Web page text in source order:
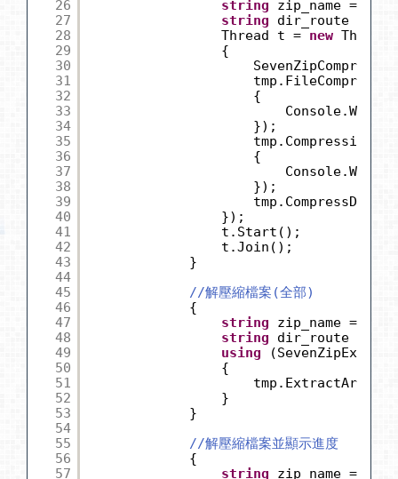
26
27
28
29
30
31
32
33
34
35
36
37
38
39
40
41
42
43
44
45
46
47
48
49
50
51
52
53
54
55
56
57
string
zip_name =
string
dir_route =
Thread t = new
{
{
});
{
});
});
t.Start();
t.Join();
}
//解壓縮檔案(全部)
{
string
zip_name =
string
dir_route =
using
{
}
}
//解壓縮檔案並顯示進度
{
string
zip_name =